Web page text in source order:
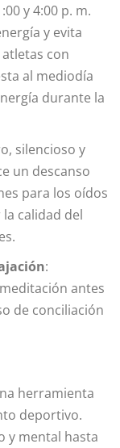
y 4:00 p. m.
y evita
con
al mediodía
durante la
silencioso y
un descanso
para los oídos
calidad del
:
antes
de conciliación
herramienta
deportivo.
y mental hasta